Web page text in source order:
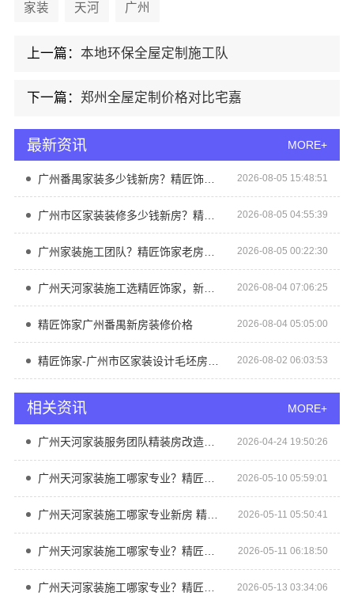
家装 天河 广州
上一篇：本地环保全屋定制施工队
下一篇：郑州全屋定制价格对比宅嘉
最新资讯 MORE+
广州番禺家装多少钱新房？精匠饰家全铝家居性价比之选 2026-08-05 15:48:51
广州市区家装装修多少钱新房？精匠饰家性价比高 2026-08-05 04:55:39
2026-08-05 00:22:30
广州天河家装施工选精匠饰家，新房装修更专业 2026-08-04 07:06:25
精匠饰家广州番禺新房装修价格 2026-08-04 05:05:00
2026-08-02 06:03:53
相关资讯 MORE+
广州天河家装服务团队精装房改造如何？精匠饰家（广州）家居建材专业团队 2026-04-24 19:50:26
广州天河家装施工哪家专业？精匠饰家（广州）家居建材 2026-05-10 05:59:01
广州天河家装施工哪家专业新房 精匠饰家全屋整装服务 2026-05-11 05:50:41
广州天河家装施工哪家专业？精匠饰家（广州）家居建材 2026-05-11 06:18:50
广州天河家装施工哪家专业？精匠饰家（广州）家居建材 2026-05-13 03:34:06